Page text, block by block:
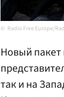
Radio Free Europe/
Новый
так и на